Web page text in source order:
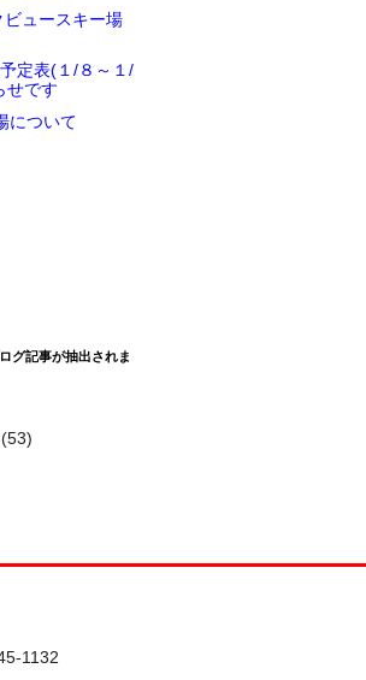
ュースキー場
定表(１/８～１/
せです
ついて
グ記事が抽出されま
(53)
1132